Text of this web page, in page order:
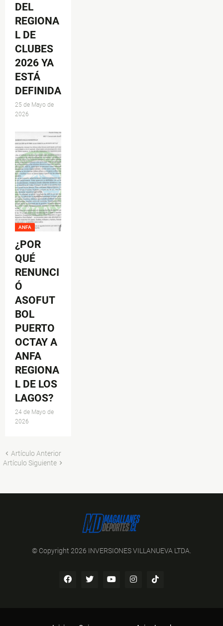
DEL
REGIONA
L DE
CLUBES
2026 YA
ESTÁ
DEFINIDA
25 de Mayo de
2026
ANFA
¿POR
QUÉ
RENUNCI
Ó
ASOFUT
BOL
PUERTO
OCTAY A
ANFA
REGIONA
L DE LOS
LAGOS?
24 de Mayo de
2026
Artículo Anterior
Artículo Siguiente
© Copyright 2026 INVERSIONES VILLANUEVA LTDA.